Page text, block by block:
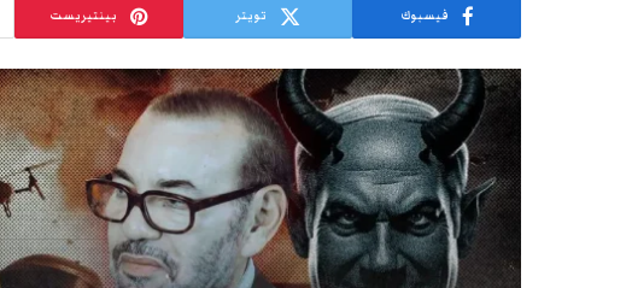
فيسبوك تويتر بينتيريست